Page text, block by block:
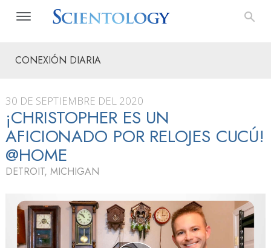
CONEXIÓN DIARIA
30 DE SEPTIEMBRE DEL 2020
¡CHRISTOPHER ES UN
AFICIONADO POR RELOJES CUCÚ!
@HOME
DETROIT, MICHIGAN